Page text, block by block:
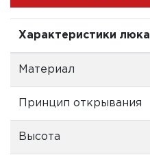
Характеристики люка
Материал
Принцип открывания
Высота